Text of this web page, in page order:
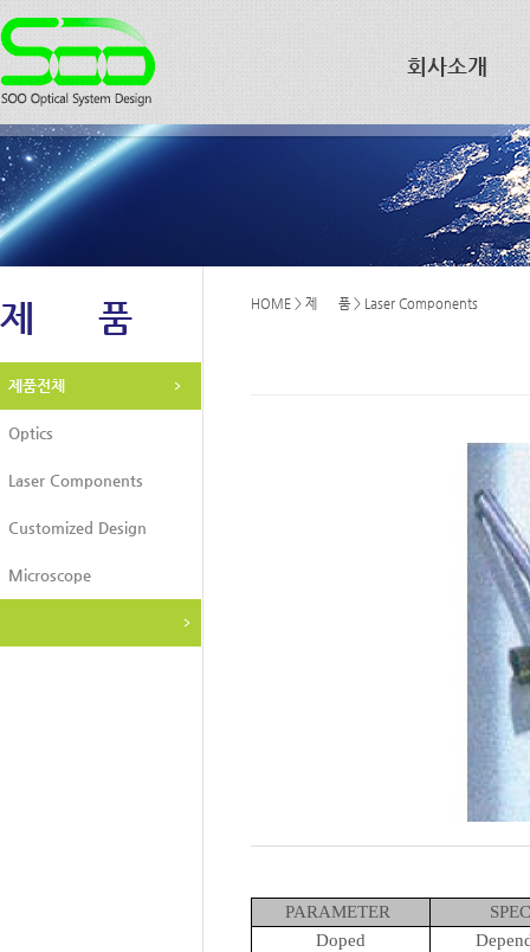
회사소개
제 품
제품전체
Optics
Laser Components
Customized Design
Microscope
HOME > 제 품 > Laser Components
PARAMETER
Doped